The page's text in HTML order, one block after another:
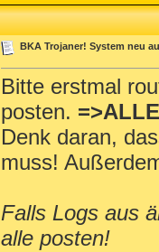
BKA Trojaner! System neu
Bitte erstmal
posten.
Denk daran,
muss!
Falls Logs aus
alle posten!